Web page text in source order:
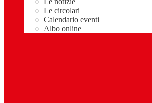
Le notizie
Le circolari
Calendario eventi
Albo online